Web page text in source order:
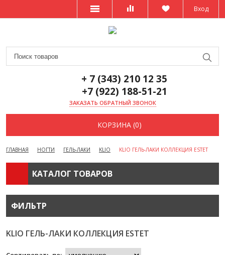
Вход
+ 7 (343) 210 12 35
+7 (922) 188-51-21
ЗАКАЗАТЬ ОБРАТНЫЙ ЗВОНОК
КОРЗИНА (0)
ГЛАВНАЯ НОГТИ ГЕЛЬ-ЛАКИ KLIO KLIO ГЕЛЬ-ЛАКИ КОЛЛЕКЦИЯ ESTET
КАТАЛОГ ТОВАРОВ
ФИЛЬТР
KLIO ГЕЛЬ-ЛАКИ КОЛЛЕКЦИЯ ESTET